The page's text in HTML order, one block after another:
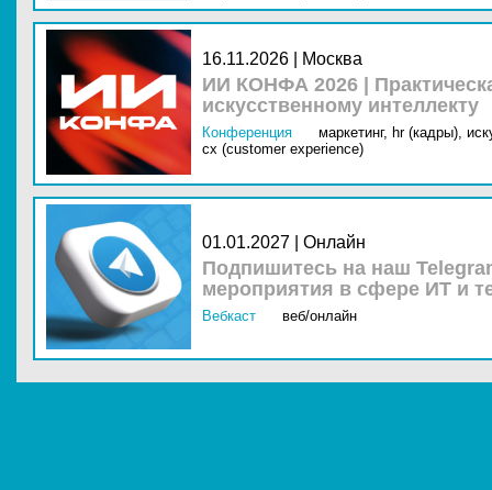
16.11.2026 | Москва
ИИ КОНФА 2026 |
искусственному интеллекту
Конференция маркетинг, hr (кадры),
cx (customer experience)
01.01.2027 | Онлайн
Подпишитесь на наш
мероприятия в сфере ИТ и
Вебкаст веб/онлайн